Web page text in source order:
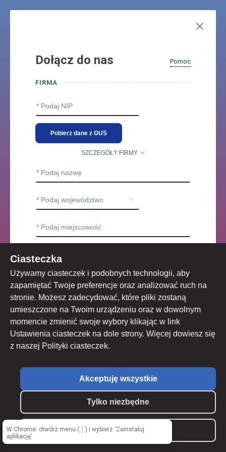
Dołącz do nas Pomoc
FIRMA
Pobierz dane z GUS
SZCZEGÓŁY FIRMY
UWAGA! Sprawdź, czy prawidłowo wpisałeś
adres e-mail!
1. Podany przez Ciebie e-mail będzie loginem do
2. Dalsze instrukcje i ważne wiadomości będą
wysyłane tylko na powyższy e-mail.
Ustawienia ciasteczek
Ciasteczka
Używamy ciasteczek i podobnych technologii, aby
zapamiętać Twoje preferencje oraz analizować ruch na
stronie. Możesz zadecydować, które pliki zostaną
umieszczone na Twoim urządzeniu oraz w dowolnym
momencie zmienić swoje wybory klikając w link
Ustawienia ciasteczek na dole strony. Więcej dowiesz się
z naszej Polityki ciasteczek.
Tylko niezbędne
Własne ustawienia
Akceptuję wszystkie
W Chrome: otwórz menu (⋮) i wybierz 'Zainstaluj
aplikację'